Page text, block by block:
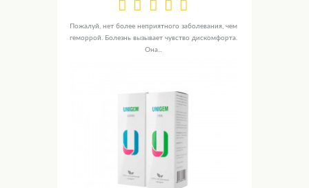
Пожалуй, нет более неприятного заболевания, чем
геморрой. Болезнь вызывает чувство дискомфорта.
Она...